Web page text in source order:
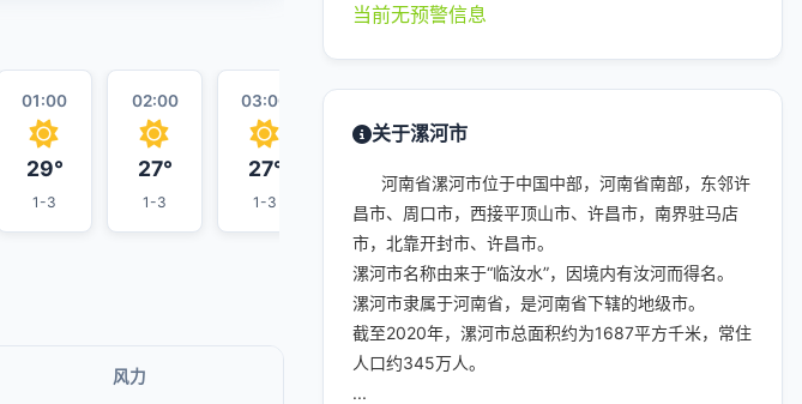
01:00
29°
1-3
02:00
27°
1-3
03:00
27°
1-3 1-3 1-3 1-3 1-3
风力
当前无预警信息
关于漯河市
河南省漯河市位于中国中部，河南省南部，东邻许
昌市、周口市，西接平顶山市、许昌市，南界驻马店
市，北靠开封市、许昌市。
漯河市名称由来于“临汝水”，因境内有汝河而得名。
漯河市隶属于河南省，是河南省下辖的地级市。
截至2020年，漯河市总面积约为1687平方千米，常住
人口约345万人。
...